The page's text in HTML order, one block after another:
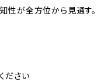
性が全方位から見通す。
ださい